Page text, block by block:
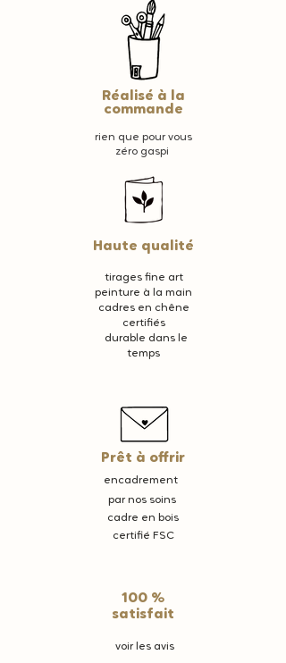
Réalisé à la
commande
rien que pour vous
zéro gaspi
Haute qualité
tirages fine art
peinture à la main
cadres en chêne
certifiés
durable dans le
temps
Prêt à offrir
encadrement
par nos soins
cadre en bois
certifié FSC
100 %
satisfait
voir les avis